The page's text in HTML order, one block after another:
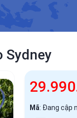
Sydney
Mã: Đang cập